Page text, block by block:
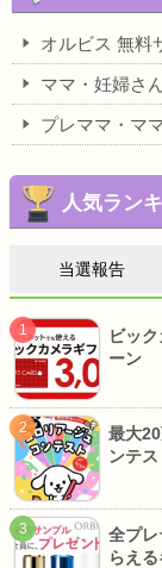
オルビス 無料
ママ・妊婦さ
プレママ・マ
人気ラン
当選報告
ビッ
ーン
最大
ンテス
全プ
らえ